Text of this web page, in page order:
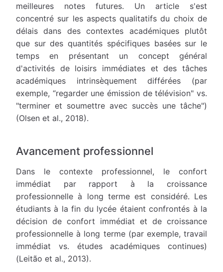
meilleures notes futures. Un article s'est
concentré sur les aspects qualitatifs du choix de
délais dans des contextes académiques plutôt
que sur des quantités spécifiques basées sur le
temps en présentant un concept général
d'activités de loisirs immédiates et des tâches
académiques intrinsèquement différées (par
exemple, “regarder une émission de télévision" vs.
"terminer et soumettre avec succès une tâche")
(Olsen et al., 2018).
Avancement professionnel
Dans le contexte professionnel, le confort
immédiat par rapport à la croissance
professionnelle à long terme est considéré. Les
étudiants à la fin du lycée étaient confrontés à la
décision de confort immédiat et de croissance
professionnelle à long terme (par exemple, travail
immédiat vs. études académiques continues)
(Leitão et al., 2013).